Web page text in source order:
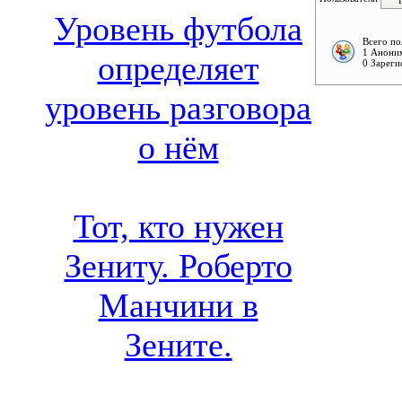
Уровень футбола
определяет
уровень разговора
о нём
Тот, кто нужен
Зениту. Роберто
Манчини в
Зените.
Всего
1
0